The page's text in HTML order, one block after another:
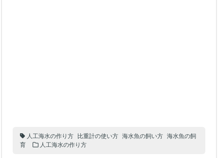
人工海水の作り方 比重計の使い方 海水魚の飼い方
海水魚の飼
育
人工海水の作り方